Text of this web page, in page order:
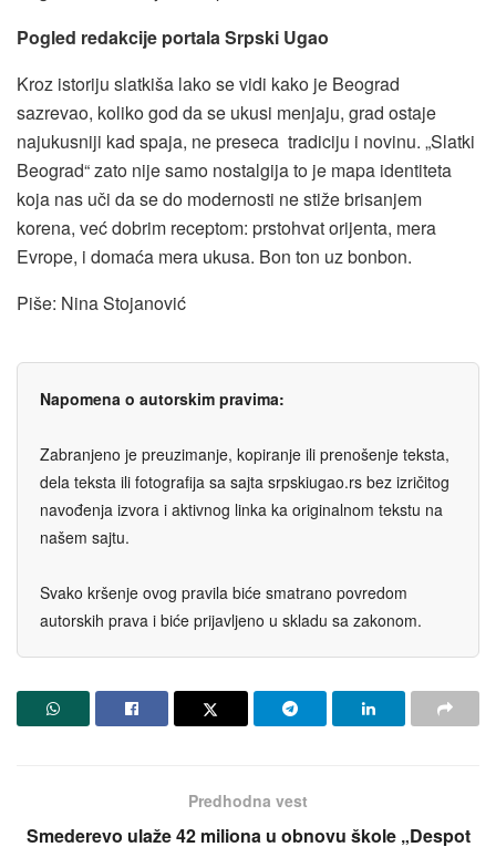
Pogled redakcije portala Srpski Ugao
Kroz istoriju slatkiša lako se vidi kako je Beograd
sazrevao, koliko god da se ukusi menjaju, grad ostaje
najukusniji kad spaja, ne preseca tradiciju i novinu. „Slatki
Beograd“ zato nije samo nostalgija to je mapa identiteta
koja nas uči da se do modernosti ne stiže brisanjem
korena, već dobrim receptom: prstohvat orijenta, mera
Evrope, i domaća mera ukusa. Bon ton uz bonbon.
Piše: Nina Stojanović
Napomena o autorskim pravima:
Zabranjeno je preuzimanje, kopiranje ili prenošenje teksta,
dela teksta ili fotografija sa sajta srpskiugao.rs bez izričitog
navođenja izvora i aktivnog linka ka originalnom tekstu na
našem sajtu.
Svako kršenje ovog pravila biće smatrano povredom
autorskih prava i biće prijavljeno u skladu sa zakonom.
Predhodna vest
Smederevo ulaže 42 miliona u obnovu škole „Despot